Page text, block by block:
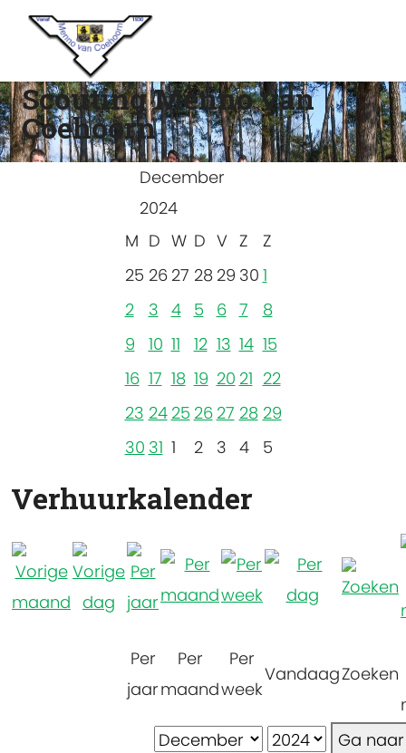
Scouting Menno van
Coehoorn
December
2024
M D W D V Z
Z
25 26 27 28 29 30 1
2
3 4 5 6 7
8
9
10 11 12 13 14 15
16 17 18 19 20 21 22
23 24 25 26 27 28 29
30 31 1 2 3 4 5
Verhuurkalender
Per
jaar
Per
maand
Per
week
VandaagZoeken
Ga